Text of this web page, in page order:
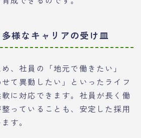
様なキャリアの受け皿
、社員の「地元で働きたい」
せて異動したい」といったライフ
に対応できます。社員が長く働
っていることも、安定した採用
す。